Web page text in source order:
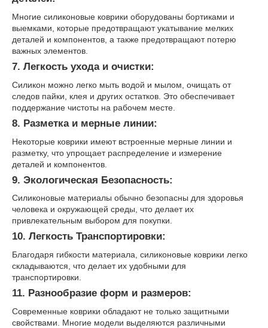
Многие силиконовые коврики оборудованы бортиками и
выемками, которые предотвращают укатывание мелких
деталей и компонентов, а также предотвращают потерю
важных элементов.
7. Легкость ухода и очистки:
Силикон можно легко мыть водой и мылом, очищать от
следов пайки, клея и других остатков. Это обеспечивает
поддержание чистоты на рабочем месте.
8. Разметка и мерные линии:
Некоторые коврики имеют встроенные мерные линии и
разметку, что упрощает распределение и измерение
деталей и компонентов.
9. Экологическая Безопасность:
Силиконовые материалы обычно безопасны для здоровья
человека и окружающей среды, что делает их
привлекательным выбором для покупки.
10. Легкость Транспортировки:
Благодаря гибкости материала, силиконовые коврики легко
складываются, что делает их удобными для
транспортировки.
11. Разнообразие форм и размеров:
Современные коврики обладают не только защитными
свойствами. Многие модели выделяются различными